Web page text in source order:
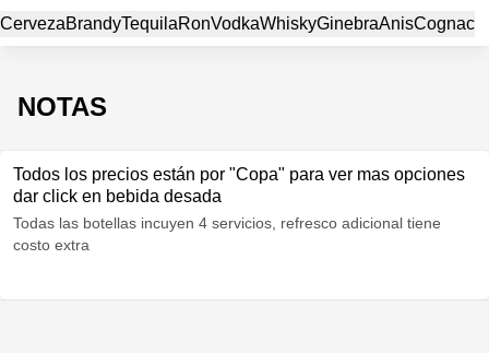
CervezaBrandyTequilaRonVodkaWhiskyGinebraAnisCognac
NOTAS
Todos los precios están por "Copa" para ver mas opciones
dar click en bebida desada
Todas las botellas incuyen 4 servicios, refresco adicional tiene
costo extra